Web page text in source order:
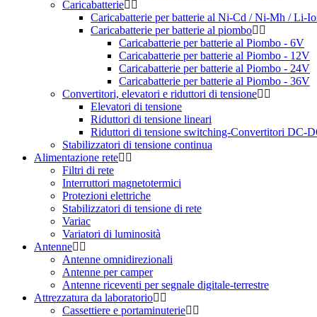
Caricabatterie
Caricabatterie per batterie al Ni-Cd / Ni-Mh / Li-
Caricabatterie per batterie al piombo
Caricabatterie per batterie al Piombo - 6V
Caricabatterie per batterie al Piombo - 12V
Caricabatterie per batterie al Piombo - 24V
Caricabatterie per batterie al Piombo - 36V
Convertitori, elevatori e riduttori di tensione
Elevatori di tensione
Riduttori di tensione lineari
Riduttori di tensione switching-Convertitori DC-
Stabilizzatori di tensione continua
Alimentazione rete
Filtri di rete
Interruttori magnetotermici
Protezioni elettriche
Stabilizzatori di tensione di rete
Variac
Variatori di luminosità
Antenne
Antenne omnidirezionali
Antenne per camper
Antenne riceventi per segnale digitale-terrestre
Attrezzatura da laboratorio
Cassettiere e portaminuterie